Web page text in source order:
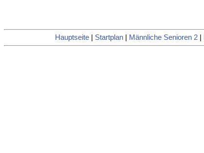
Hauptseite| Startplan| Männliche Senioren 2|